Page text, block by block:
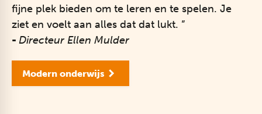
fijne plek bieden om te leren en te spelen. Je
ziet en voelt aan alles dat dat lukt. ”
​- Directeur Ellen Mulder
Modern onderwijs